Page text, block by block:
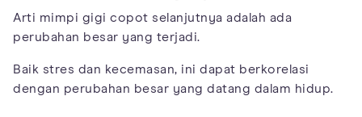
Arti mimpi gigi copot selanjutnya adalah ada
perubahan besar yang terjadi.
Baik stres dan kecemasan, ini dapat berkorelasi
dengan perubahan besar yang datang dalam hidup.